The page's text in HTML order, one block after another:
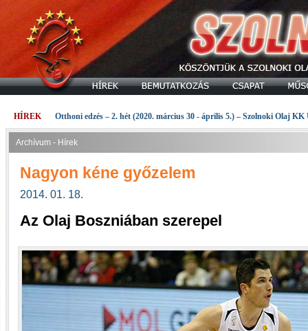
HÍREK Otthoni edzés – 2. hét (2020. március 30 - április 5.) – Szolnoki Olaj KK
Archívum - Hírek
Nagyon kéne győzelem
2014. 01. 18.
Az Olaj Boszniában szerepel